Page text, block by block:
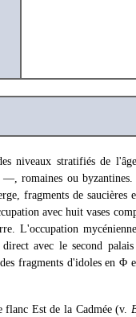
niveaux stratifiés de
romaines ou byzantines.
fragments de saucières
avec huit vases
L'occupation
direct avec le second
fragments d'idoles en Φ
Est de la Cadmée (v.